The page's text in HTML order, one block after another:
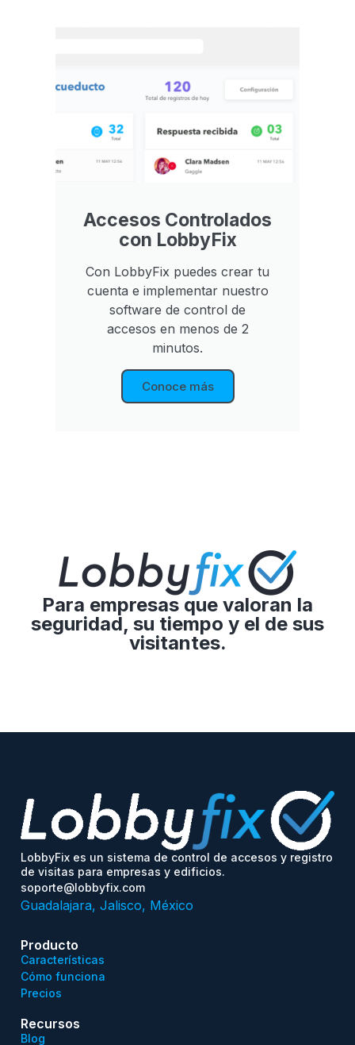
Accesos Controlados
con LobbyFix
Con LobbyFix puedes crear tu
cuenta e implementar nuestro
software de control de
accesos en menos de 2
minutos.
Conoce más
Para empresas que valoran la
seguridad, su tiempo y el de sus
visitantes.
LobbyFix es un sistema de control de accesos y registro
de visitas para empresas y edificios.
soporte@lobbyfix.com
Guadalajara, Jalisco, México
Producto
Características
Cómo funciona
Precios
Recursos
Blog